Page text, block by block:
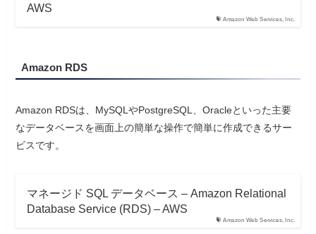
Amazon Web Services, Inc.
AWS
Amazon RDS
Amazon RDSは、MySQLやPostgreSQL、Oracleといった主要
なデータベースを画面上の簡単な操作で簡単に作成できるサー
ビスです。
Amazon Web Services, Inc.
マネージド SQL データベース – Amazon Relational
Database Service (RDS) – AWS